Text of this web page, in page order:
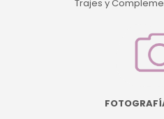
Trajes y